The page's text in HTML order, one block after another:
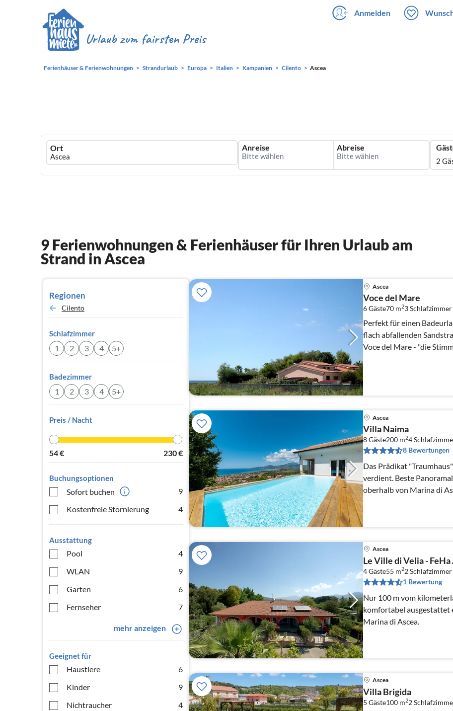
Anmelden
Ferienhäuser & Ferienwohnungen Strandurlaub Europa Italien Kampanien Cilento Ascea
Ferienhausmiete
logo
Ort Anreise Abreise
2
9 Ferienwohnungen & Ferienhäuser für Ihren Urlaub am
Strand in Ascea
Regionen
Cilento
Schlafzimmer
1 2 3 4 5+
Badezimmer
1 2 3 4 5+
Preis / Nacht
54€ 230€
Buchungsoptionen
Sofort buchen
9
Kostenfreie Stornierung
4
Ausstattung
Pool
4
WLAN
9
Garten
6
Fernseher
7
mehr anzeigen
Geeignet für
Haustiere
6
Kinder
9
Nichtraucher
4
Ascea
Voce del Mare
6 Gäste70 m23Schlafzimmer
Perfekt für einen
flach abfallenden
Voce del Mare - "die
Ascea
Villa Naima
8 Gäste200 m24
8 Bewertungen
Das Prädikat
verdient. Beste
oberhalb von Marina di
vieles mehr erwarten S...
Ascea
Le Ville di Velia - FeHa
4 Gäste55 m22Schlafzimmer
1 Bewertung
Nur 100 m vom
komfortabel ausgestattet
Marina di Ascea.
Ascea
Villa Brigida
5 Gäste100 m22